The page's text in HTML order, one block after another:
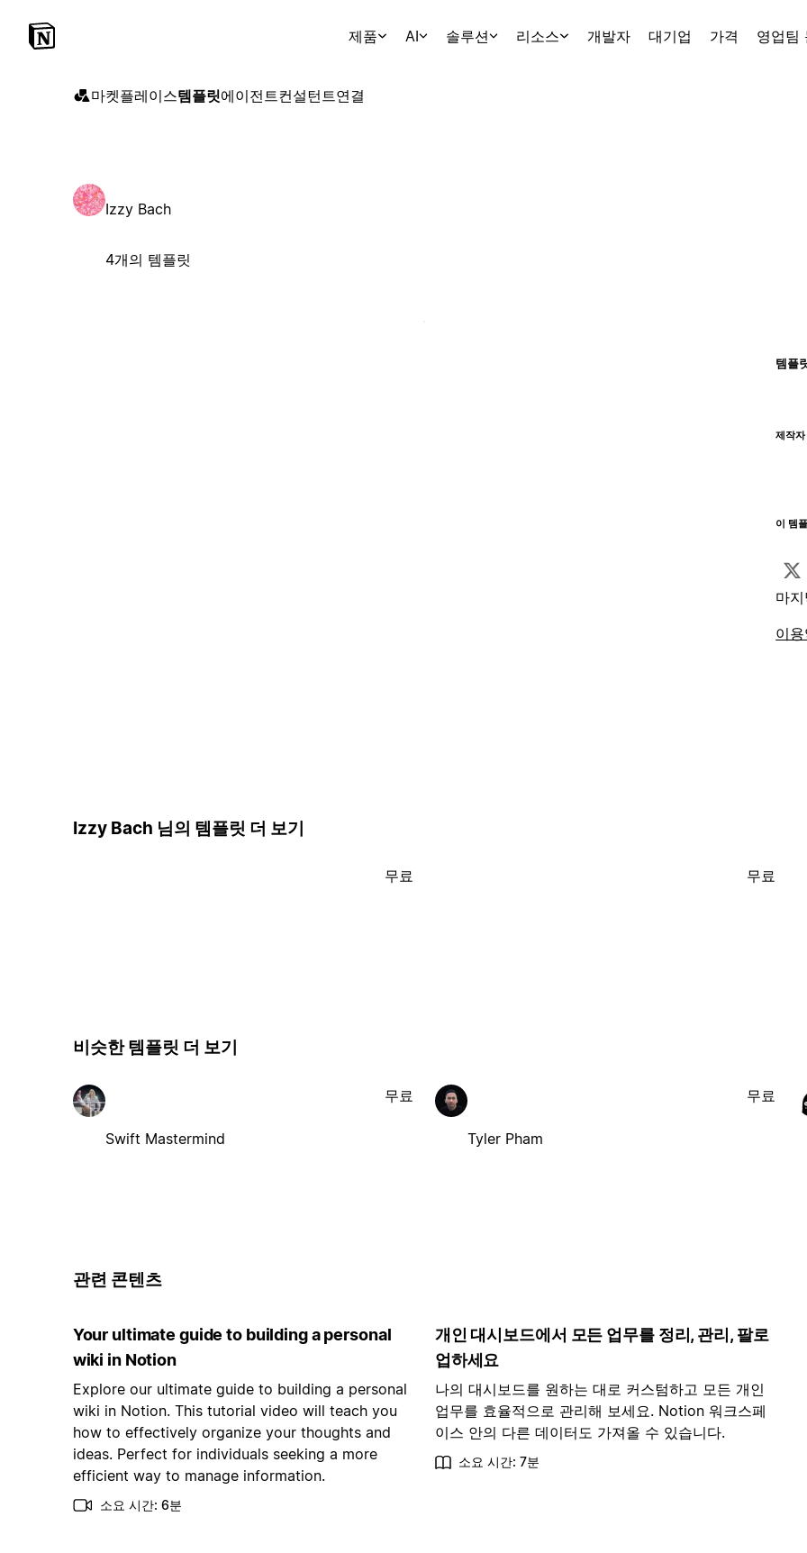
제품 AI 솔루션 리소스 개발자 대기업 가격 영업팀
마켓플레이스템플릿에이전트컨설턴트연결
Izzy Bach
4개의 템플릿
템플
제작
이 템
마
이
Izzy Bach 님의 템플릿 더 보기
무료 무료
비슷한 템플릿 더 보기
Swift Mastermind
무료
Tyler Pham
무료
관련 콘텐츠
Your ultimate guide to building a personal
wiki in Notion
Explore our ultimate guide to building a personal
wiki in Notion. This tutorial video will teach you
how to effectively organize your thoughts and
ideas. Perfect for individuals seeking a more
efficient way to manage information.
소요 시간: 6분
개인 대시보드에서 모든 업무를 정리, 관리, 팔로
업하세요
나의 대시보드를 원하는 대로 커스텀하고 모든 개인
업무를 효율적으로 관리해 보세요. Notion 워크스페
이스 안의 다른 데이터도 가져올 수 있습니다.
소요 시간: 7분